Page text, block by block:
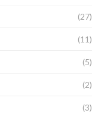
(27)
(11)
(5)
(2)
(3)